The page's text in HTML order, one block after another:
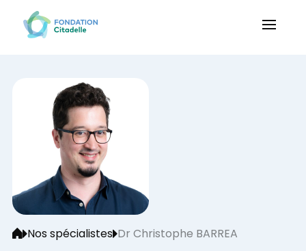
Nos spécialistes Dr Christophe BARREA